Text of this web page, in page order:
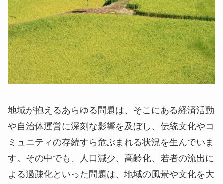
地域が抱えるあらゆる問題は、そこにある経済活動
や自治体運営に深刻な影響を及ぼし、伝統文化やコ
ミュニティの存続すら危ぶまれる状況を生んでいま
す。その中でも、人口減少、高齢化、若者の流出に
よる過疎化といった問題は、地域の風景や文化を大